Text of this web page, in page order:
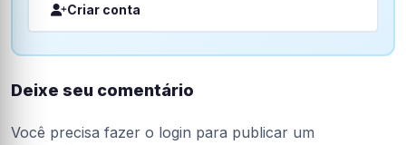
Criar conta
Deixe seu comentário
Você precisa fazer o login para publicar um